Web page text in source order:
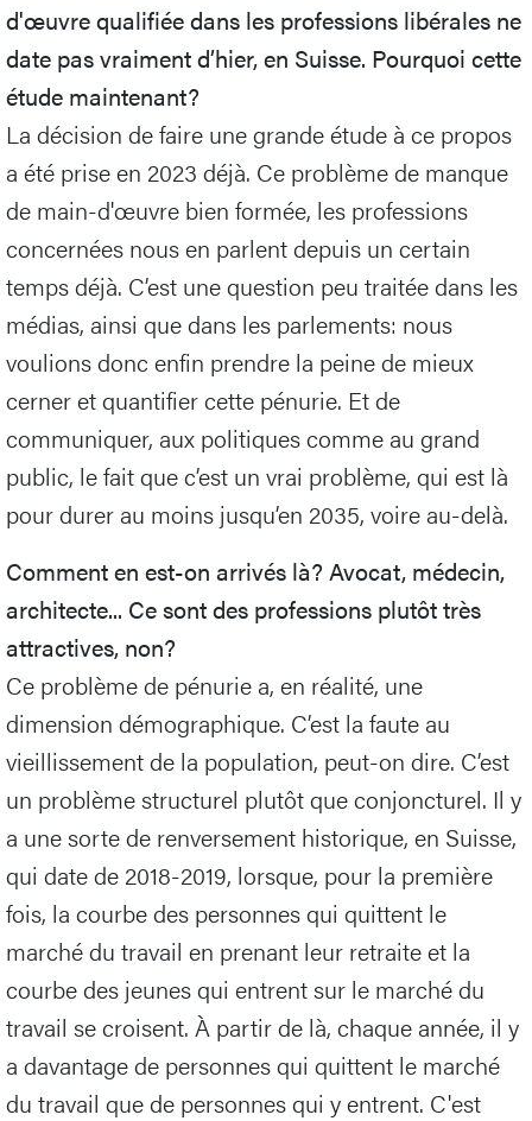
d'œuvre qualifiée dans les professions libérales ne
date pas vraiment d’hier, en Suisse. Pourquoi cette
étude maintenant?
La décision de faire une grande étude à ce propos
a été prise en 2023 déjà. Ce problème de manque
de main-d'œuvre bien formée, les professions
concernées nous en parlent depuis un certain
temps déjà. C’est une question peu traitée dans les
médias, ainsi que dans les parlements: nous
voulions donc enfin prendre la peine de mieux
cerner et quantifier cette pénurie. Et de
communiquer, aux politiques comme au grand
public, le fait que c’est un vrai problème, qui est là
pour durer au moins jusqu’en 2035, voire au-delà.
Comment en est-on arrivés là? Avocat, médecin,
architecte... Ce sont des professions plutôt très
attractives, non?
Ce problème de pénurie a, en réalité, une
dimension démographique. C’est la faute au
vieillissement de la population, peut-on dire. C’est
un problème structurel plutôt que conjoncturel. Il y
a une sorte de renversement historique, en Suisse,
qui date de 2018-2019, lorsque, pour la première
fois, la courbe des personnes qui quittent le
marché du travail en prenant leur retraite et la
courbe des jeunes qui entrent sur le marché du
travail se croisent. À partir de là, chaque année, il y
a davantage de personnes qui quittent le marché
du travail que de personnes qui y entrent. C'est